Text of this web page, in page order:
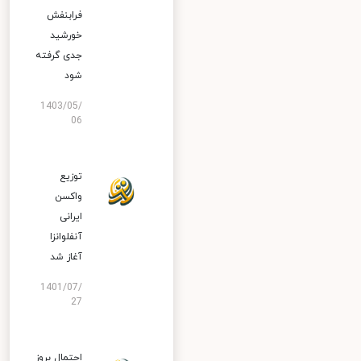
فرابنفش
خورشید
جدی گرفته
شود
1403/05/
06
توزیع
واکسن
ایرانی
آنفلوانزا
آغاز شد
1401/07/
27
احتمال بروز